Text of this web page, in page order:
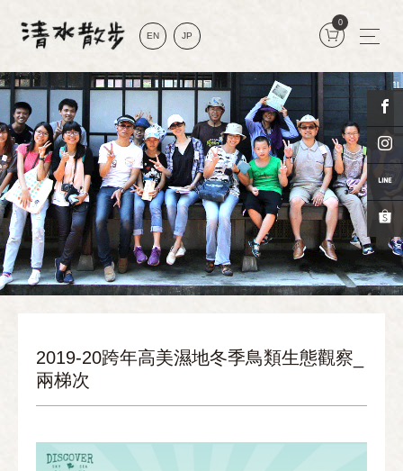
EN JP
0
2019-20跨年高美濕地冬季鳥類生態觀察_
兩梯次